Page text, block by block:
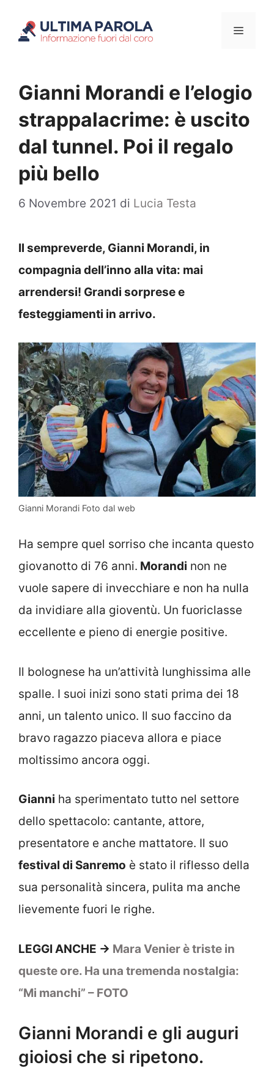
Menu
Gianni Morandi e l’elogio
strappalacrime: è uscito
dal tunnel. Poi il regalo
più bello
6 Novembre 2021 di Lucia Testa
Il sempreverde, Gianni Morandi, in
compagnia dell’inno alla vita: mai
arrendersi! Grandi sorprese e
festeggiamenti in arrivo.
Gianni Morandi Foto dal web
Ha sempre quel sorriso che incanta questo
giovanotto di 76 anni. Morandi non ne
vuole sapere di invecchiare e non ha nulla
da invidiare alla gioventù. Un fuoriclasse
eccellente e pieno di energie positive.
Il bolognese ha un’attività lunghissima alle
spalle. I suoi inizi sono stati prima dei 18
anni, un talento unico. Il suo faccino da
bravo ragazzo piaceva allora e piace
moltissimo ancora oggi.
Gianni ha sperimentato tutto nel settore
dello spettacolo: cantante, attore,
presentatore e anche mattatore. Il suo
festival di Sanremo è stato il riflesso della
sua personalità sincera, pulita ma anche
lievemente fuori le righe.
LEGGI ANCHE -> Mara Venier è triste in
queste ore. Ha una tremenda nostalgia:
“Mi manchi” – FOTO
Gianni Morandi e gli auguri
gioiosi che si ripetono.